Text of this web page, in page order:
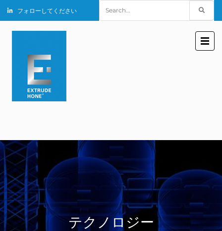
フォローしてください
for:
テクノロジー